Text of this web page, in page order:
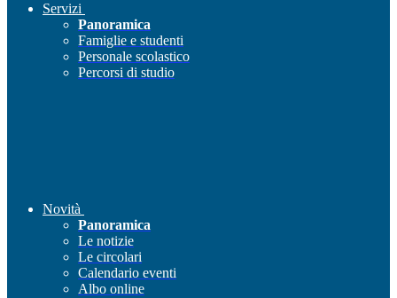
Servizi
Panoramica
Famiglie e studenti
Personale scolastico
Percorsi di studio
Novità
Panoramica
Le notizie
Le circolari
Calendario eventi
Albo online